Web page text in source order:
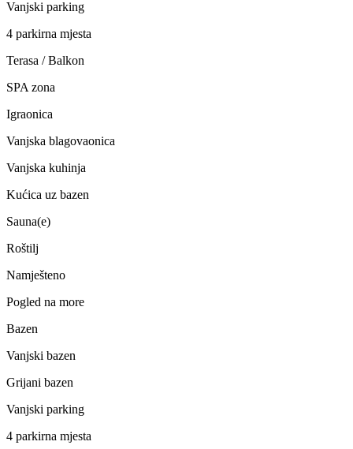
Vanjski parking
4 parkirna mjesta
Terasa / Balkon
SPA zona
Igraonica
Vanjska blagovaonica
Vanjska kuhinja
Kućica uz bazen
Sauna(e)
Roštilj
Namješteno
Pogled na more
Bazen
Vanjski bazen
Grijani bazen
Vanjski parking
4 parkirna mjesta